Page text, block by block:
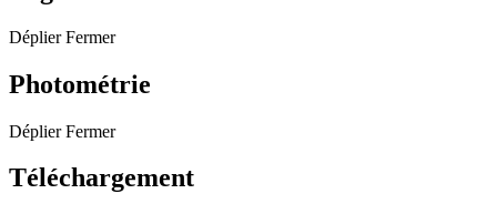
Déplier Fermer
Photométrie
Déplier Fermer
Téléchargement